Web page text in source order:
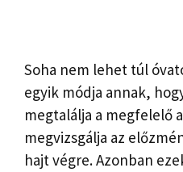
Soha nem lehet túl
egyik módja annak,
megtalálja a megfelelő
megvizsgálja az
hajt végre. Azonban